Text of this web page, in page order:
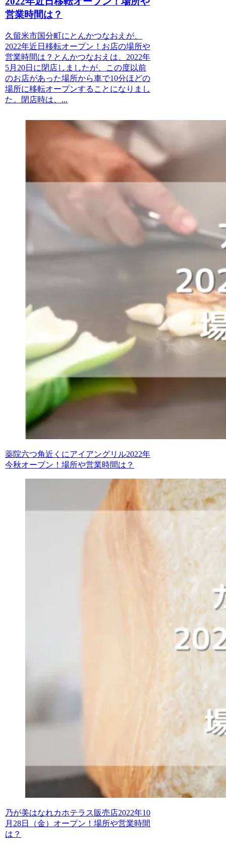
営業時間は？
久留米市国分町にとんかつなおえが、
2022年近日移転オープン！お店の場所や
営業時間は？とんかつなおえは、2022年
5月20日に閉店しましたが、この度以前
のお店があった場所から車で10分ほどの
場所に移転オープンすることになりまし
た。閉店時は、...
薬院六つ角近くにアイアングリル2022年
今秋オープン！場所や営業時間は？
乃が美はなれカホテラス販売店2022年10
月28日（金）オープン！場所や営業時間
は？